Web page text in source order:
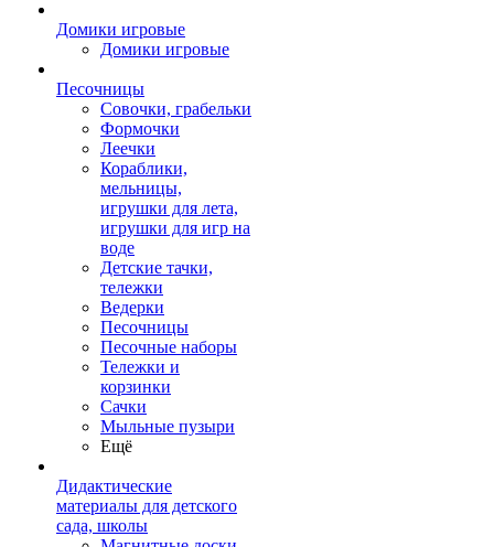
Домики игровые
Домики игровые
Песочницы
Совочки, грабельки
Формочки
Леечки
Кораблики,
мельницы,
игрушки для лета,
игрушки для игр на
воде
Детские тачки,
тележки
Ведерки
Песочницы
Песочные наборы
Тележки и
корзинки
Сачки
Мыльные пузыри
Ещё
Дидактические
материалы для детского
сада, школы